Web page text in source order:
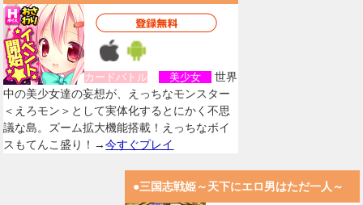
カードバトル 美少女
世界
中の美少女達の妄想が、えっちなモンスター
＜えろモン＞として実体化するとにかく不思
議な島。ズーム拡大機能搭載！えっちなボイ
スもてんこ盛り！→今すぐプレイ
●三国志戦姫～天下にエロ男はただ一人～